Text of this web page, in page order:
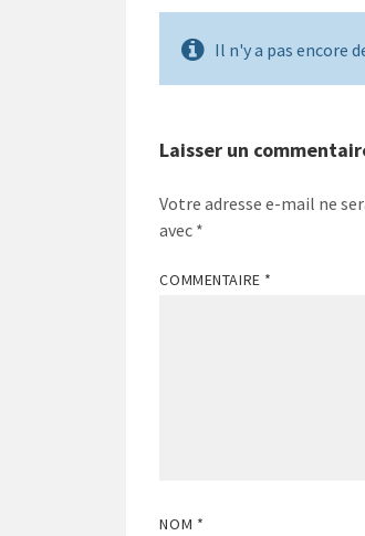
Il n'y a pas encore
Laisser un
Votre adresse e-mail ne
avec *
COMMENTAIRE *
NOM *